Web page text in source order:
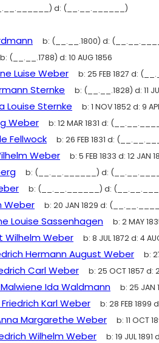
d: (__.__.______)
b: (__.__.1800) d:
b: (__.__.1788) d: 10 AUG 1856
Luise Weber b: 25 FEB 1827 d:
Sternke b: (__.__.1828) d: 11
Louise Sternke b: 1 NOV 1852d: 9
Weber b: 12 MAR 1831 d:
Fellwock b: 26 FEB 1831 d:
Weber b: 5 FEB 1833 d: 12 JAN
b: (__.__.______) d:
b: (__.__.______) d:
Weber b: 20 JAN 1829 d:
Louise Sassenhagen b: 2 MAY
Wilhelm Weber b: 8 JUL 1872d: 4
Hermann August Weber b:
Carl Weber b: 25 OCT 1857 d:
Ida Waldmann b: 25 JAN
Karl Weber b: 28 FEB 1899
Margarethe Weber b: 11 OCT
Wilhelm Weber b: 19 JUL 1891